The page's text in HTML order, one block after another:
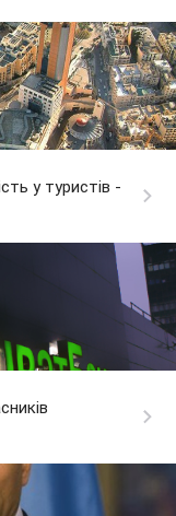
у туристів -